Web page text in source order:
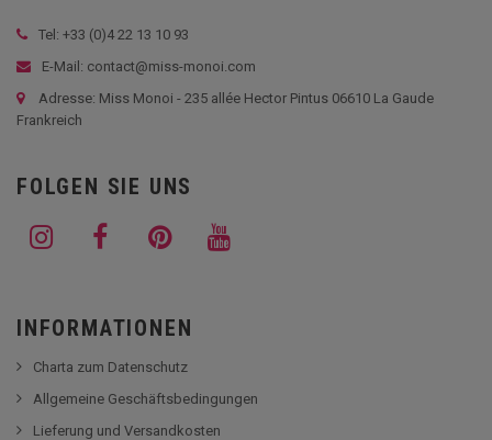
Tel: +33 (0)4 22 13 10 93
E-Mail: contact@miss-monoi.com
Adresse: Miss Monoi - 235 allée Hector Pintus 06610 La Gaude
Frankreich
FOLGEN SIE UNS
INFORMATIONEN
Charta zum Datenschutz
Allgemeine Geschäftsbedingungen
Lieferung und Versandkosten